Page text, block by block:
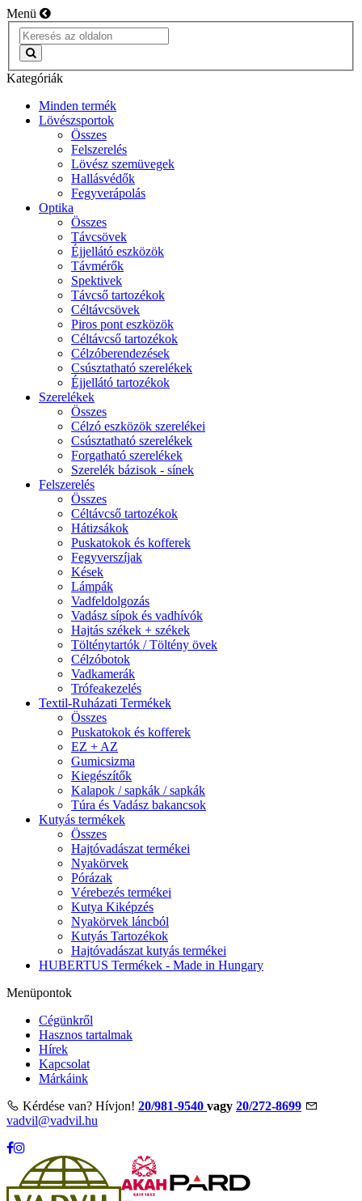
Menü
Kategóriák
Minden termék
Lövészsportok
Összes
Felszerelés
Lövész szemüvegek
Hallásvédők
Fegyverápolás
Optika
Összes
Távcsövek
Éjjellátó eszközök
Távmérők
Spektivek
Távcső tartozékok
Céltávcsövek
Piros pont eszközök
Céltávcső tartozékok
Célzóberendezések
Csúsztatható szerelékek
Éjjellátó tartozékok
Szerelékek
Összes
Célzó eszközök szerelékei
Csúsztatható szerelékek
Forgatható szerelékek
Szerelék bázisok - sínek
Felszerelés
Összes
Céltávcső tartozékok
Hátizsákok
Puskatokok és kofferek
Fegyverszíjak
Kések
Lámpák
Vadfeldolgozás
Vadász sípok és vadhívók
Hajtás székek + székek
Tölténytartók / Töltény övek
Célzóbotok
Vadkamerák
Trófeakezelés
Textil-Ruházati Termékek
Összes
Puskatokok és kofferek
EZ + AZ
Gumicsizma
Kiegészítők
Kalapok / sapkák / sapkák
Túra és Vadász bakancsok
Kutyás termékek
Összes
Hajtóvadászat termékei
Nyakörvek
Pórázak
Vérebezés termékei
Kutya Kiképzés
Nyakörvek láncból
Kutyás Tartozékok
Hajtóvadászat kutyás termékei
HUBERTUS Termékek - Made in Hungary
Menüpontok
Cégünkről
Hasznos tartalmak
Hírek
Kapcsolat
Márkáink
Kérdése van? Hívjon! 20/981-9540 vagy 20/272-8699
vadvil@vadvil.hu